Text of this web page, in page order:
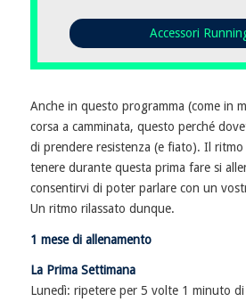
Accessori
Anche in questo programma (come in
corsa a camminata, questo perché
di prendere resistenza (e fiato). Il ritmo
tenere durante questa prima fare si
consentirvi di poter parlare con un
Un ritmo rilassato dunque.
1 mese di allenamento
La Prima Settimana
Lunedì: ripetere per 5 volte 1 minuto di